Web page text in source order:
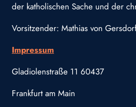
der katholischen Sache und der
Vorsitzender: Mathias von
Impressum
Gladiolenstraße 11 60437
Frankfurt am Main